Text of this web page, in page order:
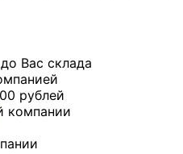
Вас склада
рублей
компании